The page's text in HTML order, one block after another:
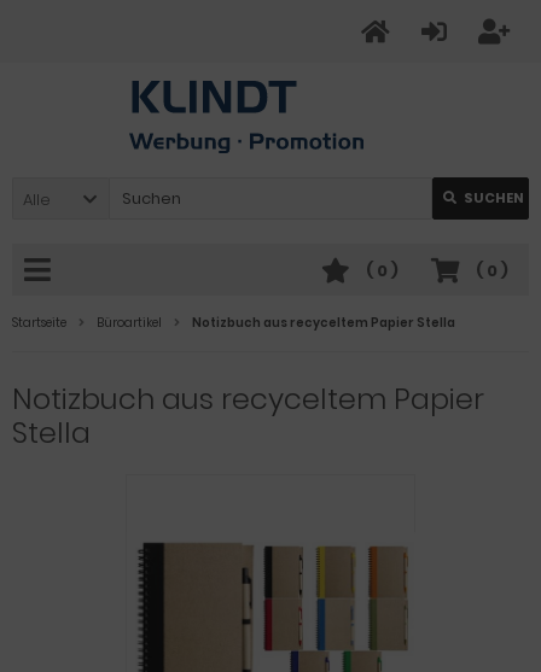
Alle SUCHEN
( 0 )
( 0 )
Startseite Büroartikel Notizbuch aus recyceltem Papier Stella
Notizbuch aus recyceltem Papier
Stella